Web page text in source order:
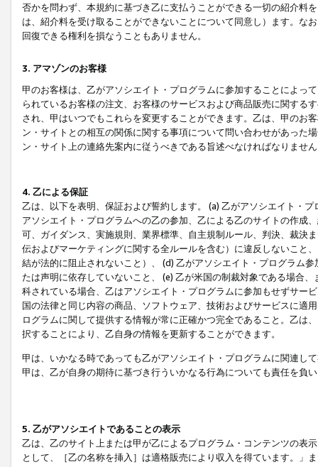
否かを問わず、本規約に基づき乙に支払うことができる一切の紹介料
は、紹介料を受け取ることができないことについて同意し）ます。な
回復できる権利を損なうこともありません。
3. アマゾンのお客様
甲のお客様は、乙がアソシエイト・プログラムに参加することによっ
られているお客様の注文、お客様のサービスおよび商品販売に関する
され、甲はいつでもこれらを変更することができます。乙は、甲のお
ン・サイトとの相互の関係に関する事項について問い合わせがあった
ン・サイト上の連絡先案内に従うべきである旨述べなければなりませ
4. 乙による保証
乙は、以下を表明、保証および誓約します。 (a) 乙がアソシエイト・
アソシエイト・プログラムへの乙の参加、乙による乙のサイトの作成
可、ガイダンス、実施規則、業界標準、自主規制ルール、判決、裁決
伝およびマーケティングに関する全ルールを含む）に違反しないこと
結が法的に阻止されないこと）、 (d) 乙がアソシエイト・プログラム
たは声明に依存していないこと、 (e) 乙が米国の制裁対象である場合
科されている場合、乙はアソシエイト・プログラムに参加もせずサー
国の法律と同じ内容の商品、ソフトウェア、技術およびサービスに適
ログラムに関して提供する情報が常に正確かつ完全であること。乙は
択することにより、乙自身の情報を更新することができます。
甲は、いかなる時であっても乙がアソシエイト・プログラムに関連し
甲は、乙が自身の期待に基づき行ういかなる行為についても責任を負
5. 乙がアソシエイトであることの表示
乙は、乙のサイト上または甲が乙によるプログラム・コンテンツの表
として、［乙の名称を挿入］は適格販売により収入を得ています。」